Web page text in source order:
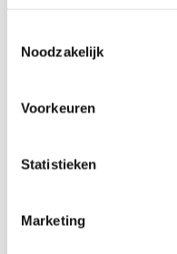
Noodzakelijk
Voorkeuren
Statistieken
Marketing
afhankelijk zijn…
Lees meer